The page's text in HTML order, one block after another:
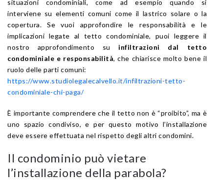
situazioni condominiali, come ad esempio quando si
interviene su elementi comuni come il lastrico solare o la
copertura. Se vuoi approfondire le responsabilità e le
implicazioni legate al tetto condominiale, puoi leggere il
nostro approfondimento su infiltrazioni dal tetto
condominiale e responsabilità, che chiarisce molto bene il
ruolo delle parti comuni:
https://www.studiolegalecalvello.it/infiltrazioni-tetto-
condominiale-chi-paga/
È importante comprendere che il tetto non è “proibito”, ma è
uno spazio condiviso, e per questo motivo l’installazione
deve essere effettuata nel rispetto degli altri condomini.
Il condominio può vietare
l’installazione della parabola?